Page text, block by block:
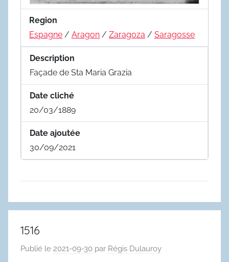
Region
Espagne / Aragon / Zaragoza / Saragosse
Description
Façade de Sta Maria Grazia
Date cliché
20/03/1889
Date ajoutée
30/09/2021
1516
Publié le 2021-09-30 par Régis Dulauroy